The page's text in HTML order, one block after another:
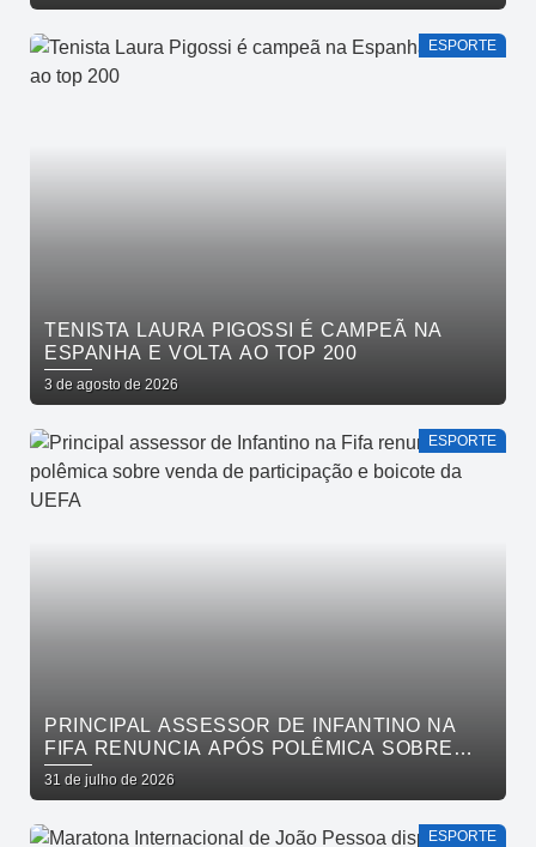
ESPORTE
TENISTA LAURA PIGOSSI É CAMPEÃ NA
ESPANHA E VOLTA AO TOP 200
3 de agosto de 2026
ESPORTE
PRINCIPAL ASSESSOR DE INFANTINO NA
FIFA RENUNCIA APÓS POLÊMICA SOBRE
VENDA DE PARTICIPAÇÃO E BOICOTE DA
UEFA
31 de julho de 2026
ESPORTE